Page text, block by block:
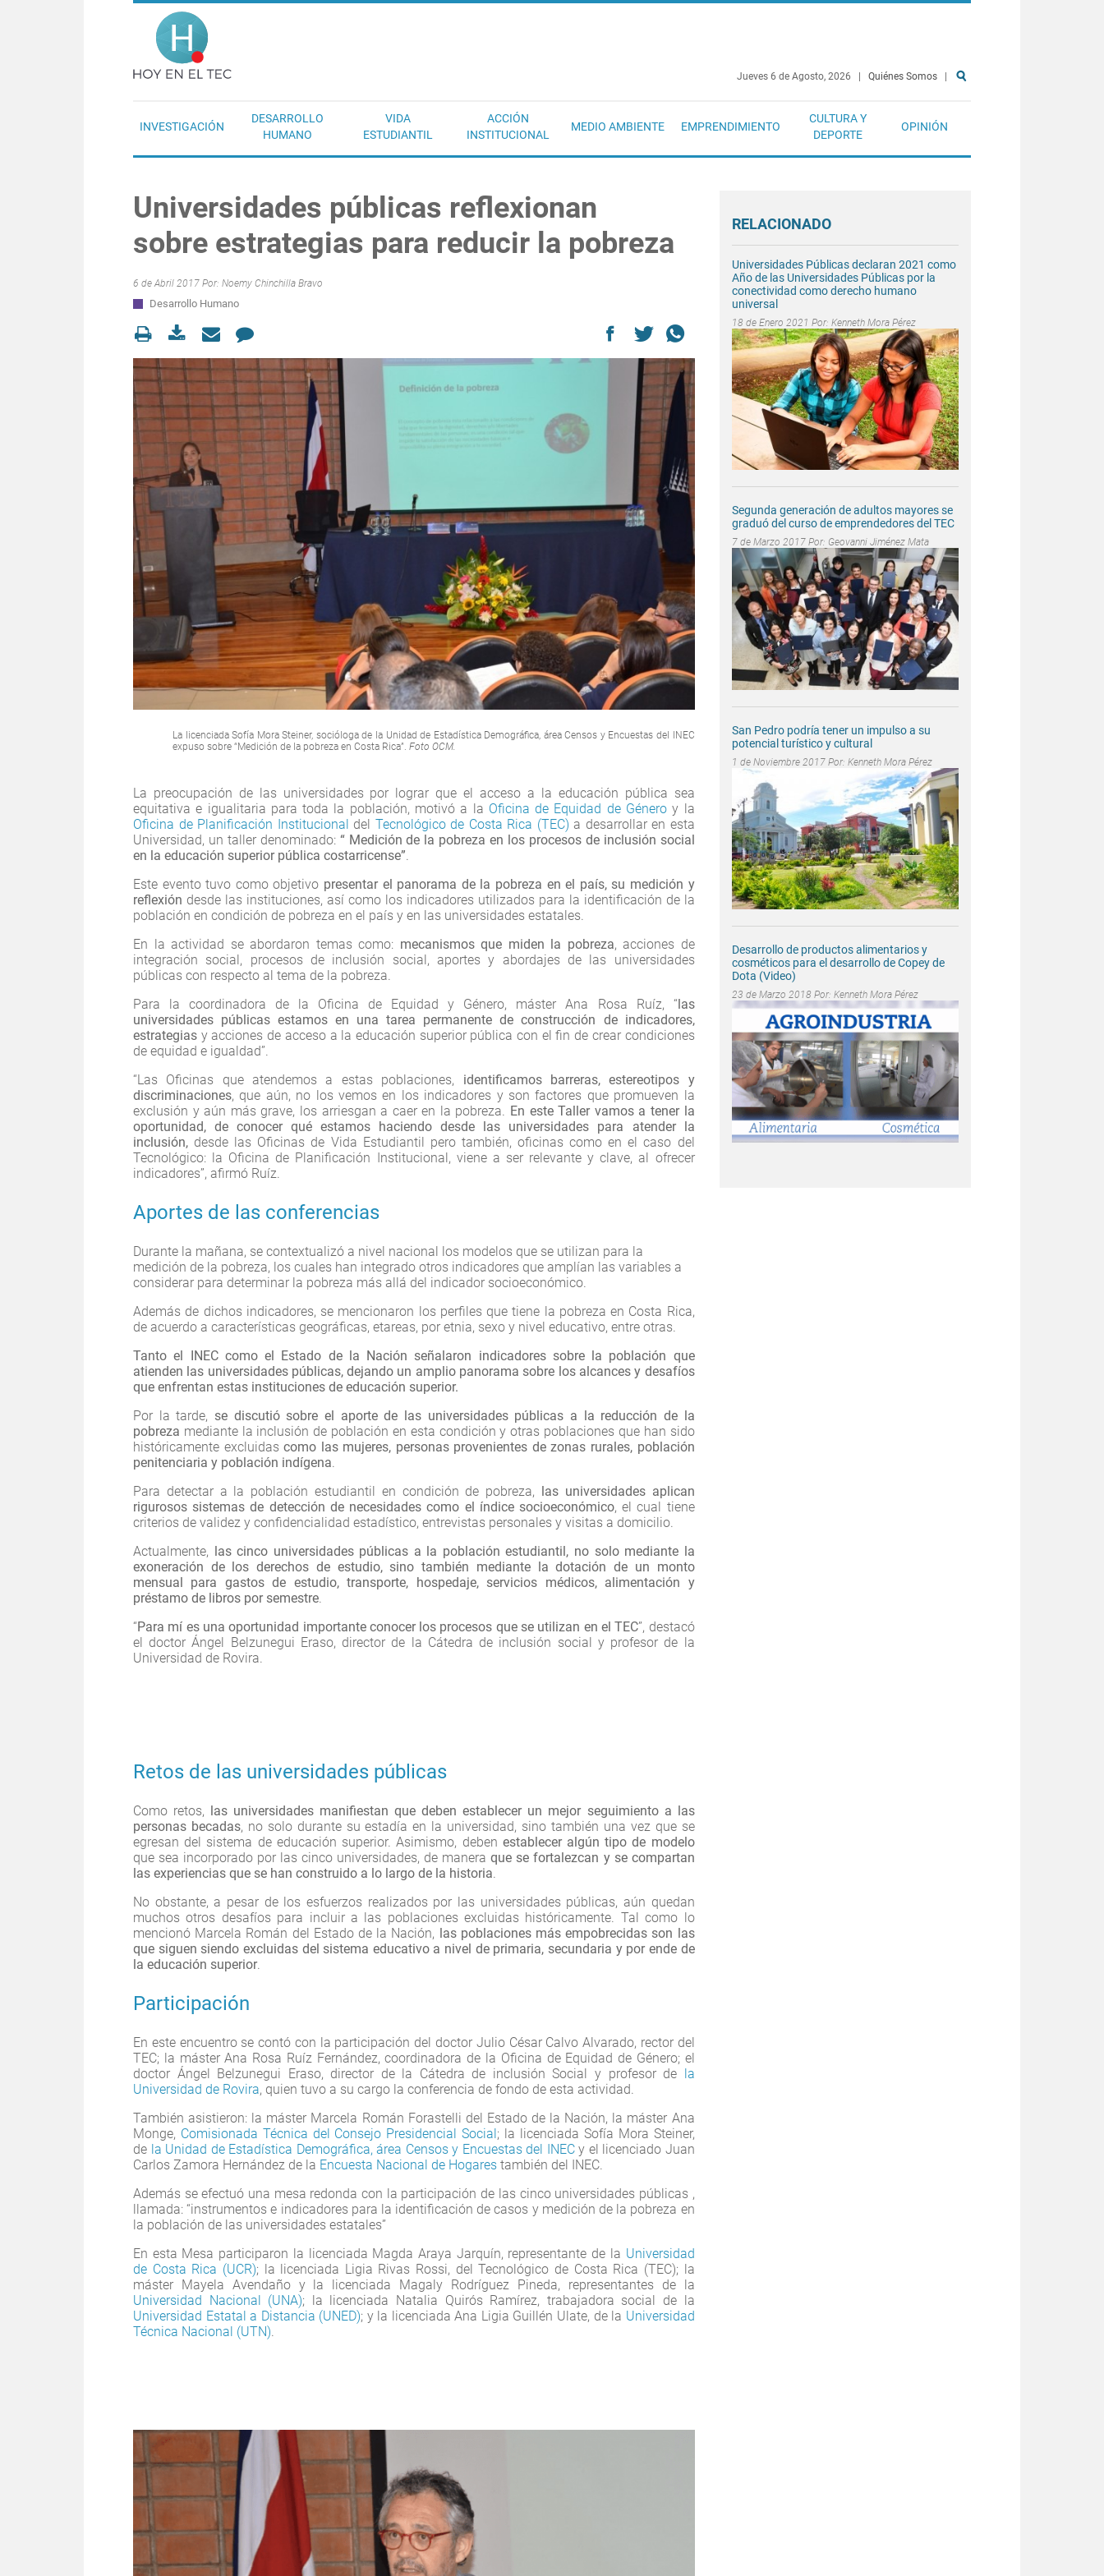
Pasar al contenido principal
Jueves 6 de Agosto, 2026 Quiénes Somos
INVESTIGACIÓN
DESARROLLO
HUMANO
VIDA
ESTUDIANTIL
ACCIÓN
INSTITUCIONAL
MEDIO AMBIENTE EMPRENDIMIENTO
CULTURA Y
DEPORTE
OPINIÓN
Universidades públicas reflexionan
sobre estrategias para reducir la pobreza
6 de Abril 2017 Por: Noemy Chinchilla Bravo
Desarrollo Humano
La licenciada Sofía Mora Steiner, socióloga de la Unidad de Estadística Demográfica, área Censos y Encuestas del INEC
expuso sobre “Medición de la pobreza en Costa Rica”. Foto OCM.
La preocupación de las universidades por lograr que el acceso a la educación pública sea
equitativa e igualitaria para toda la población, motivó a la Oficina de Equidad de Género y la
Oficina de Planificación Institucional del Tecnológico de Costa Rica (TEC) a desarrollar en esta
Universidad, un taller denominado: “ Medición de la pobreza en los procesos de inclusión social
en la educación superior pública costarricense”.
Este evento tuvo como objetivo presentar el panorama de la pobreza en el país, su medición y
reflexión desde las instituciones, así como los indicadores utilizados para la identificación de la
población en condición de pobreza en el país y en las universidades estatales.
En la actividad se abordaron temas como: mecanismos que miden la pobreza, acciones de
integración social, procesos de inclusión social, aportes y abordajes de las universidades
públicas con respecto al tema de la pobreza.
Para la coordinadora de la Oficina de Equidad y Género, máster Ana Rosa Ruíz, “las
universidades públicas estamos en una tarea permanente de construcción de indicadores,
estrategias y acciones de acceso a la educación superior pública con el fin de crear condiciones
de equidad e igualdad”.
“Las Oficinas que atendemos a estas poblaciones, identificamos barreras, estereotipos y
discriminaciones, que aún, no los vemos en los indicadores y son factores que promueven la
exclusión y aún más grave, los arriesgan a caer en la pobreza. En este Taller vamos a tener la
oportunidad, de conocer qué estamos haciendo desde las universidades para atender la
inclusión, desde las Oficinas de Vida Estudiantil pero también, oficinas como en el caso del
Tecnológico: la Oficina de Planificación Institucional, viene a ser relevante y clave, al ofrecer
indicadores”, afirmó Ruíz.
Aportes de las conferencias
Durante la mañana, se contextualizó a nivel nacional los modelos que se utilizan para la
medición de la pobreza, los cuales han integrado otros indicadores que amplían las variables a
considerar para determinar la pobreza más allá del indicador socioeconómico.
Además de dichos indicadores, se mencionaron los perfiles que tiene la pobreza en Costa Rica,
de acuerdo a características geográficas, etareas, por etnia, sexo y nivel educativo, entre otras.
Tanto el INEC como el Estado de la Nación señalaron indicadores sobre la población que
atienden las universidades públicas, dejando un amplio panorama sobre los alcances y desafíos
que enfrentan estas instituciones de educación superior.
Por la tarde, se discutió sobre el aporte de las universidades públicas a la reducción de la
pobreza mediante la inclusión de población en esta condición y otras poblaciones que han sido
históricamente excluidascomo las mujeres, personas provenientes de zonas rurales, población
penitenciaria y población indígena.
Para detectar a la población estudiantil en condición de pobreza,
las universidades aplican
rigurosos sistemas de detección de necesidades como el índice socioeconómico, el cual tiene
criterios de validez y confidencialidad estadístico, entrevistas personales y visitas a domicilio.
Actualmente,
las cinco universidades públicas a la población estudiantil, no solo mediante la
exoneración de los derechos de estudio, sino también mediante la dotación de un monto
mensual para gastos de estudio, transporte, hospedaje, servicios médicos, alimentación y
préstamo de libros por semestre.
“Para mí es una oportunidad importante conocer los procesos que se utilizan en el TEC”, destacó
el doctor Ángel Belzunegui Eraso, director de la Cátedra de inclusión social y profesor de la
Universidad de Rovira.
Retos de las universidades públicas
Como retos,
las universidades manifiestan que deben establecer un mejor seguimiento a las
personas becadas, no solo durante su estadía en la universidad, sino también una vez que se
egresan del sistema de educación superior. Asimismo, deben establecer algún tipo de modelo
que sea incorporado por las cinco universidades, de maneraque se fortalezcan y se compartan
las experiencias que se han construido a lo largo de la historia.
No obstante, a pesar de los esfuerzos realizados por las universidades públicas, aún quedan
muchos otros desafíos para incluir a las poblaciones excluidas históricamente. Tal como lo
mencionó Marcela Román del Estado de la Nación,
las poblaciones más empobrecidas son las
que siguen siendo excluidas del sistema educativo a nivel de primaria, secundaria y por ende de
la educación superior.
Participación
En este encuentro se contó con la participación del doctor Julio César Calvo Alvarado, rector del
TEC; la máster Ana Rosa Ruíz Fernández, coordinadora de la Oficina de Equidad de Género; el
doctor Ángel Belzunegui Eraso, director de la Cátedra de inclusión Social y profesor de
la
Universidad de Rovira, quien tuvo a su cargo la conferencia de fondo de esta actividad.
También asistieron: la máster Marcela Román Forastelli del Estado de la Nación, la máster Ana
Monge, Comisionada Técnica del Consejo Presidencial Social ; la licenciada Sofía Mora Steiner,
de la Unidad de Estadística Demográfica, área Censos y Encuestas del INECy el licenciado Juan
Carlos Zamora Hernández de la Encuesta Nacional de Hogares también del INEC.
Además se efectuó una mesa redonda con la participación de las cinco universidades públicas ,
llamada: “instrumentos e indicadores para la identificación de casos y medición de la pobreza en
la población de las universidades estatales”
En esta Mesa participaron la licenciada Magda Araya Jarquín, representante de la Universidad
de Costa Rica (UCR); la licenciada Ligia Rivas Rossi, del Tecnológico de Costa Rica (TEC); la
máster Mayela Avendaño y la licenciada Magaly Rodríguez Pineda, representantes de la
Universidad Nacional (UNA); la licenciada Natalia Quirós Ramírez, trabajadora social de la
Universidad Estatal a Distancia (UNED); y la licenciada Ana Ligia Guillén Ulate, de la Universidad
Técnica Nacional (UTN).
RELACIONADO
Universidades Públicas declaran 2021 como
Año de las Universidades Públicas por la
conectividad como derecho humano
universal
18 de Enero 2021 Por: Kenneth Mora Pérez
Segunda generación de adultos mayores se
graduó del curso de emprendedores del TEC
7 de Marzo 2017 Por: Geovanni Jiménez Mata
San Pedro podría tener un impulso a su
potencial turístico y cultural
1 de Noviembre 2017 Por: Kenneth Mora Pérez
Desarrollo de productos alimentarios y
cosméticos para el desarrollo de Copey de
Dota (Video)
23 de Marzo 2018 Por: Kenneth Mora Pérez